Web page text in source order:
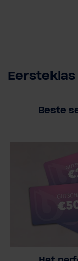
Beste